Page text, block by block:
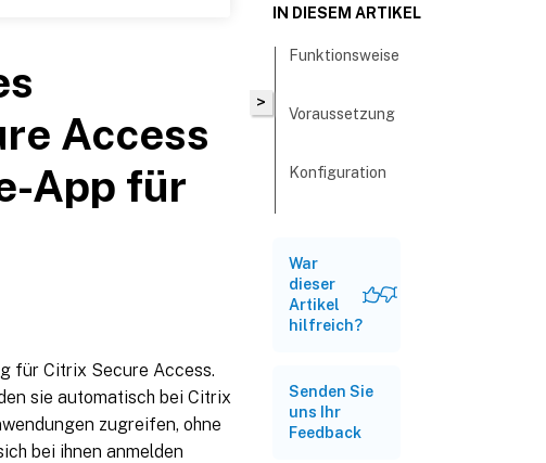
Access
App für
für Citrix Secure Access.
sie automatisch bei Citrix
zugreifen, ohne
bei ihnen anmelden
>
IN DIESEM ARTIKEL
Funktionsweise
Voraussetzung
Konfiguration
War
dieser
Artikel
hilfreich?
Senden Sie
uns Ihr
Feedback